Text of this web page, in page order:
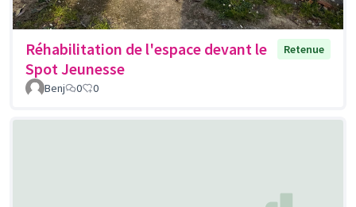
Réhabilitation de l'espace devant le
Spot Jeunesse
Retenue
Benj 0 0